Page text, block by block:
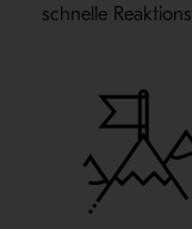
schnelle